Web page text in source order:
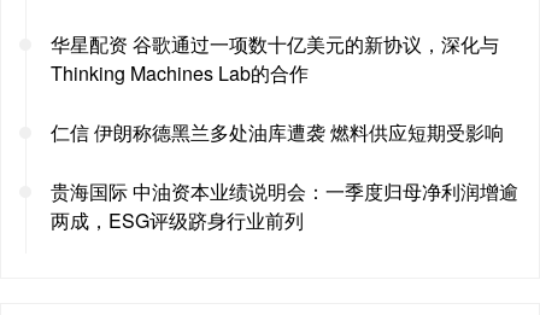
华星配资 谷歌通过一项数十亿美元的新协议，深化与
Thinking Machines Lab的合作
仁信 伊朗称德黑兰多处油库遭袭 燃料供应短期受影响
贵海国际 中油资本业绩说明会：一季度归母净利润增逾
两成，ESG评级跻身行业前列